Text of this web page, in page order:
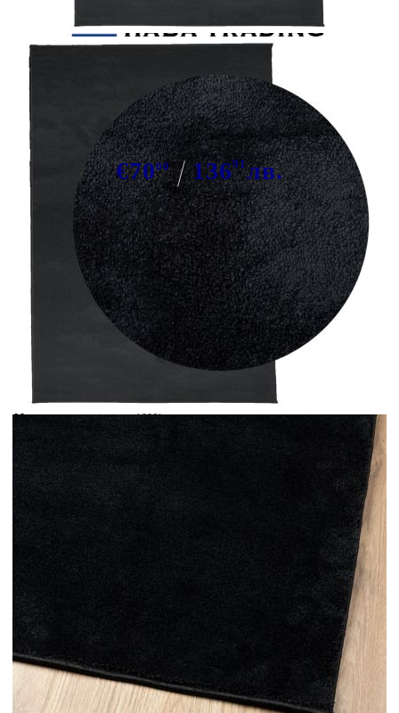
Килим OVIEDO с къс косъм,
черен, 140x200 см
€7000 13691лв.
В наличност: 4 бр.
Време за доставка: 5 до 9 дни
Безплатна доставка до адрес при плащане по банков път
Цвят:
Черен
Материал:
100% полиестер
8721012231580
Общо тегло:
Височина на косъма:
12,5 мм
Име на гамата:
OVIEDO
Купи на изплащане
Credit calculator
Килим OVIEDO с къс косъм, черен, 140x200 см
Please select credit institution
Цена на продукта:
Extraction of information from credit institutions
Предоставената таблица е с информационна цел.
Добавете продукта в количката си с бутона "Добави в
количката" и при поръчка ще можете да изберете броя
вноски на кредита.